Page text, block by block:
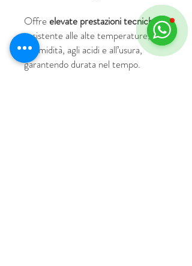
Offreelevate prestazioni tecniche: è
resistente alle alte temperature,
all’umidità, agli acidi e all’usura,
garantendo durata nel tempo.